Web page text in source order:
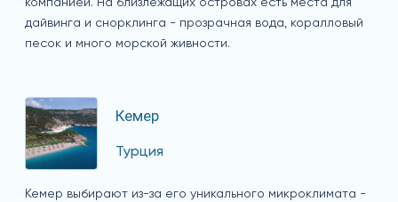
дайвинга и снорклинга - прозрачная вода, коралловый
песок и много морской живности.
Кемер
Турция
Кемер выбирают из-за его уникального микроклимата -